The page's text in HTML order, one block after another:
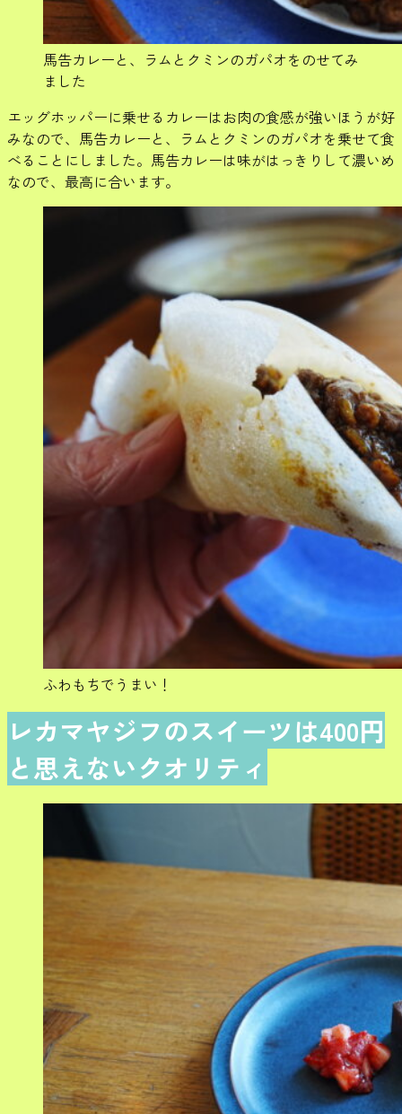
馬告カレーと、ラムとクミンのガパオをのせてみ
ました
エッグホッパーに乗せるカレーはお肉の食感が強いほうが好
みなので、馬告カレーと、ラムとクミンのガパオを乗せて食
べることにしました。馬告カレーは味がはっきりして濃いめ
なので、最高に合います。
ふわもちでうまい！
レカマヤジフのスイーツは400円
と思えないクオリティ